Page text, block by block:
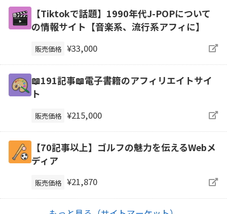
【Tiktokで話題】1990年代J-POPについて
の情報サイト【音楽系、流行系アフィに】
販売価格 ¥33,000
📖191記事📖電子書籍のアフィリエイトサイ
ト
販売価格 ¥215,000
【70記事以上】ゴルフの魅力を伝えるWebメ
ディア
販売価格 ¥21,870